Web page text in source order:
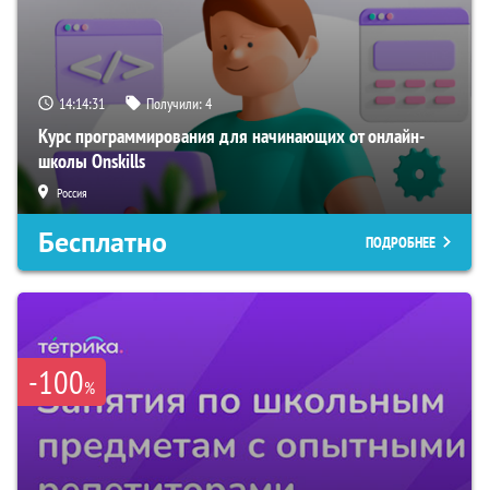
14:14:30 Получили:4
Курс программирования для начинающих от онлайн-
школы Onskills
Россия
Бесплатно ПОДРОБНЕЕ
-100%